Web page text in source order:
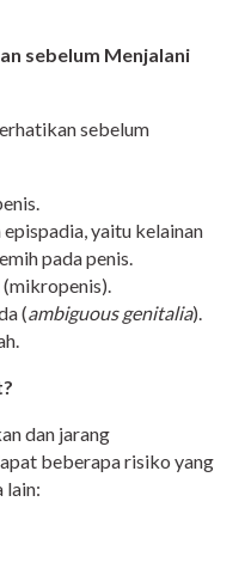
sebelum Menjalani
sebelum
yaitu kelainan
pada penis.
(mikropenis).
(ambiguous genitalia).
dan jarang
beberapa risiko yang
lain: